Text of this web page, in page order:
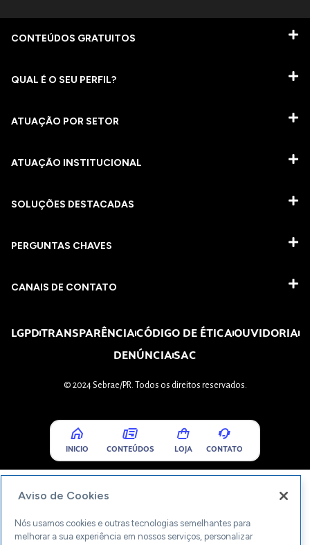
CONTEÚDOS GRATUITOS
QUAL É O SEU PERFIL?
ATUAÇÃO POR SETOR
ATUAÇÃO INSTITUCIONAL
SOLUÇÕES DESTACADAS
PERGUNTAS CHAVES​
CANAIS DE CONTATO
LGPDTRANSPARÊNCIACÓDIGO DE ÉTICAOUVIDORIA
DENÚNCIASAC
© 2024 Sebrae/PR. Todos os direitos reservados.
INICIO CONTEÚDOS LOJA CONTATO
Aviso de Cookies
Nós usamos cookies e outras tecnologias semelhantes para
melhorar a sua experiência em nossos serviços, personalizar